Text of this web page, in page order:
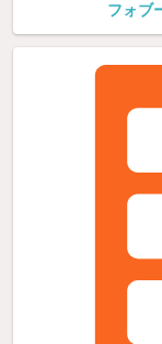
フォブ